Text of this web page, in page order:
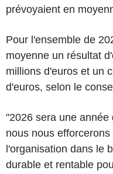
prévoyaient en
Pour l'ensemble de
moyenne un résultat
millions d'euros et un
d'euros, selon le
"2026 sera une
nous nous
l'organisation dans le
durable et rentable